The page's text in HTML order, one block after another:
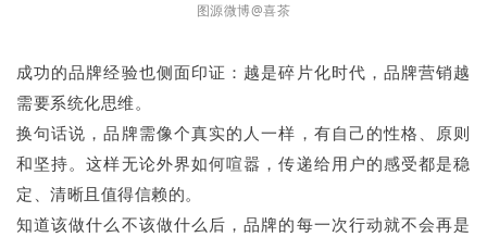
图源微博@喜茶
成功的品牌经验也侧面印证：越是碎片化时代，品牌营销越
需要系统化思维。
换句话说，品牌需像个真实的人一样，有自己的性格、原则
和坚持。这样无论外界如何喧嚣，传递给用户的感受都是稳
定、清晰且值得信赖的。
知道该做什么不该做什么后，品牌的每一次行动就不会再是